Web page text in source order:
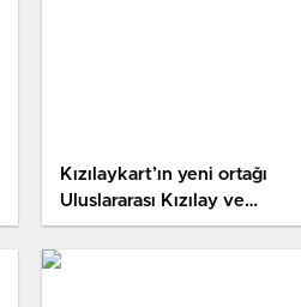
Kızılaykart’ın yeni ortağı
Uluslararası Kızılay ve
Kızılhaç Dernekleri